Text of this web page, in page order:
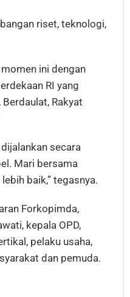
riset, teknologi,
ini dengan
RI yang
Rakyat
secara
Mari bersama
baik,” tegasnya.
Forkopimda,
kepala OPD,
pelaku usaha,
dan pemuda.